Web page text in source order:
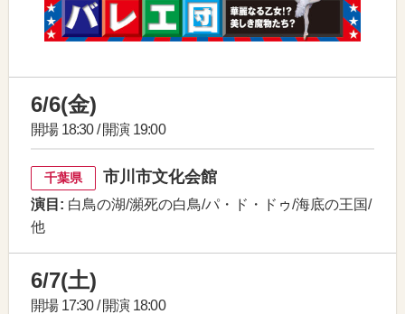
6/6(金)
開場 18:30 / 開演 19:00
千葉県 市川市文化会館
演目: 白鳥の湖/瀕死の白鳥/パ・ド・ドゥ/海底の王国/
他
6/7(土)
開場 17:30 / 開演 18:00